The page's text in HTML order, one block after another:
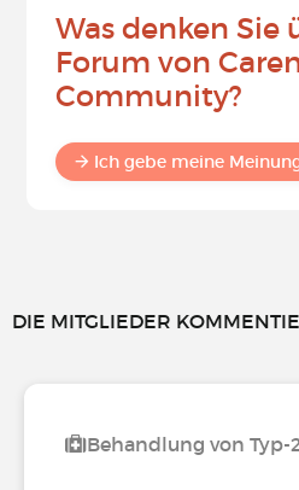
Was denken Sie
Forum von
Community?
Ich gebe meine
DIE MITGLIEDER
Behandlung von Typ-